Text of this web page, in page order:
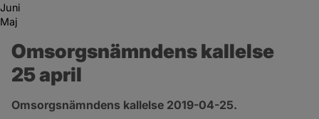
Juni
Maj
Omsorgsnämndens kallelse
25 april
Omsorgsnämndens kallelse 2019-04-25.